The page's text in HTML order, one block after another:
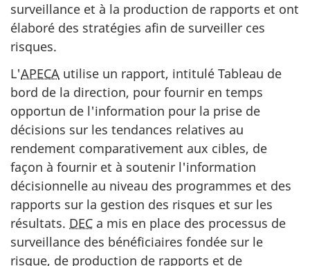
surveillance et à la production de rapports et ont
élaboré des stratégies afin de surveiller ces
risques.
L'APECA utilise un rapport, intitulé Tableau de
bord de la direction, pour fournir en temps
opportun de l'information pour la prise de
décisions sur les tendances relatives au
rendement comparativement aux cibles, de
façon à fournir et à soutenir l'information
décisionnelle au niveau des programmes et des
rapports sur la gestion des risques et sur les
résultats. DEC a mis en place des processus de
surveillance des bénéficiaires fondée sur le
risque, de production de rapports et de